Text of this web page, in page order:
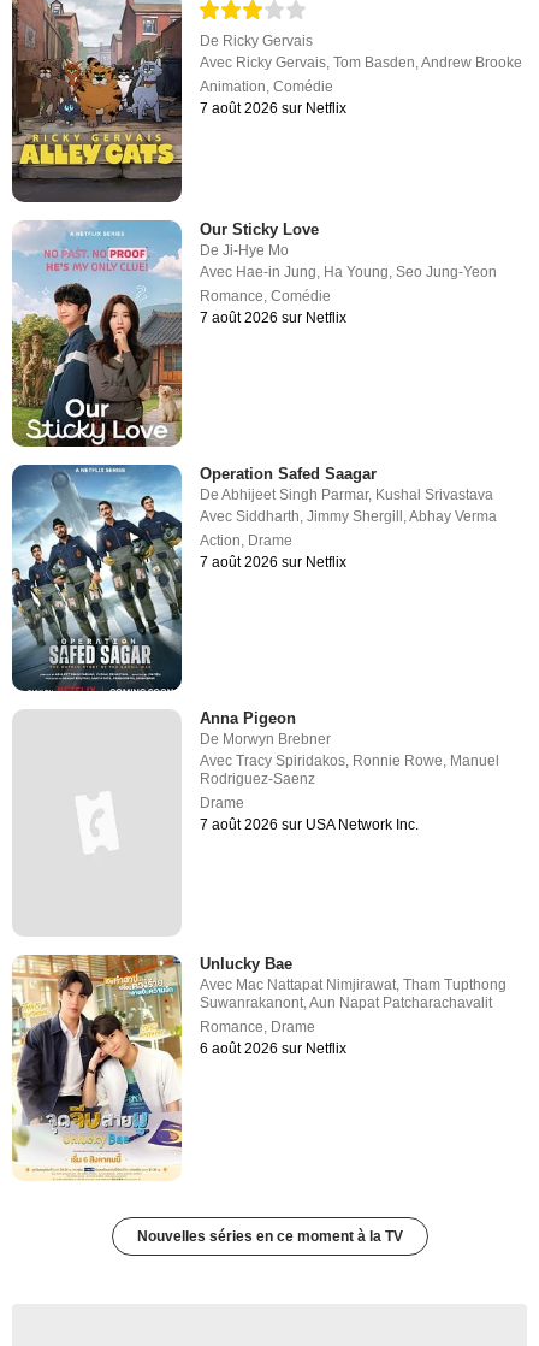
De Ricky Gervais
Avec Ricky Gervais ,Tom Basden ,Andrew Brooke
Animation ,Comédie
7 août 2026 sur Netflix
Our Sticky Love
DeJi-Hye Mo
Avec Hae-in Jung, Ha Young,Seo Jung-Yeon
Romance,Comédie
7 août 2026 sur Netflix
Operation Safed Saagar
DeAbhijeet Singh Parmar, Kushal Srivastava
AvecSiddharth,Jimmy Shergill ,Abhay Verma
Action, Drame
7 août 2026 sur Netflix
Anna Pigeon
De Morwyn Brebner
AvecTracy Spiridakos, Ronnie Rowe, Manuel
Rodriguez-Saenz
Drame
7 août 2026 sur USA Network Inc.
Unlucky Bae
Avec Mac Nattapat Nimjirawat ,Tham Tupthong
Suwanrakanont ,Aun Napat Patcharachavalit
Romance Drame
6 août 2026 sur Netflix
Nouvelles séries en ce moment à la TV